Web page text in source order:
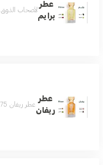
عطر
برايم
لأصحاب الذوق
عطر
ريفان
عطر ريفان 75 مل عطر فاخر وفخم جدا لمحبي العطور الرسمية الفواحة عطر لمناسباتك وأيامك الجميلة عطر يفرض نفسه بهالة من الرقيّ والتألق مكونات العطر الباتشولي والخشب والجلود والورد البلغاري والسوسن